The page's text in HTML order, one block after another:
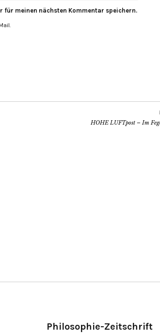
für meinen nächsten Kommentar speichern.
HOHE LUFTpost – Im
Philosophie-Zeitschrift